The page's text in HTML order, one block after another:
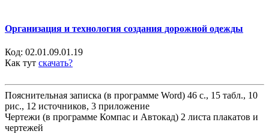
Организация и технология создания дорожной одежды
Код: 02.01.09.01.19
Как тут скачать?
Пояснительная записка (в программе Word) 46 с., 15 табл., 10
рис., 12 источников, 3 приложение
Чертежи (в программе Компас и Автокад) 2 листа плакатов и
чертежей